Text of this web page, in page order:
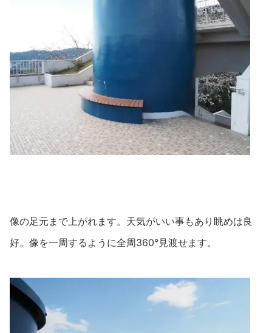
像の足元まで上がれます。天気がいい事もあり眺めは良
好。像を一周するように全周360°見渡せます。